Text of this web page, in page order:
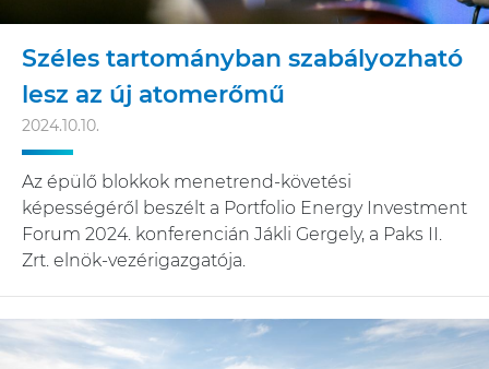
Széles tartományban szabályozható
lesz az új atomerőmű
2024.10.10.
Az épülő blokkok menetrend-követési
képességéről beszélt a Portfolio Energy Investment
Forum 2024. konferencián Jákli Gergely, a Paks II.
Zrt. elnök-vezérigazgatója.